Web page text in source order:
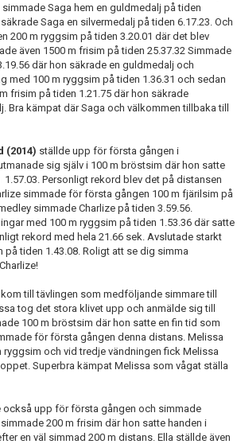
Saga hem en guldmedalj på tiden
Saga en silvermedalj på tiden 6.17.23. Och
200 m ryggsim på tiden 3.20.01 där det blev
även 1500 m frisim på tiden 25.37.32 Simmade
där hon säkrade en guldmedalj och
med 100 m ryggsim på tiden 1.36.31 och sedan
frisim på tiden 1.21.75 där hon säkrade
Bra kämpat där Saga och välkommen tillbaka till
(2014) ställde upp för första gången i
sig själv i 100 m bröstsim där hon satte
Personligt rekord blev det på distansen
simmade för första gången 100 m fjärilsim på
simmade Charlize på tiden 3.59.56.
med 100 m ryggsim på tiden 1.53.36 där satte
rekord med hela 21.66 sek. Avslutade starkt
på tiden 1.43.08. Roligt att se dig simma
kom till tävlingen som medföljande simmare till
tog det stora klivet upp och anmälde sig till
100 m bröstsim där hon satte en fin tid som
för första gången denna distans. Melissa
ryggsim och vid tredje vändningen fick Melissa
Superbra kämpat Melissa som vågat ställa
också upp för första gången och simmade
200 m frisim där hon satte handen i
en väl simmad 200 m distans. Ella ställde även